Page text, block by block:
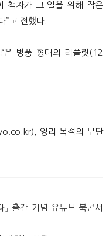
책자가 그 일을 위해 작은
”고 전했다.
은 병풍 형태의 리플릿(12
영리 목적의 무단
』 출간 기념 유튜브 북콘서